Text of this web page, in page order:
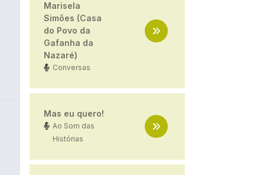
Marisela
Simões (Casa
do Povo da
Gafanha da
Nazaré)
Conversas
Mas eu quero!
Ao Som das
Histórias